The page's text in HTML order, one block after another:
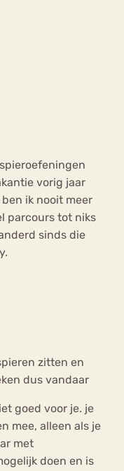
vorig jaar
ik nooit meer
parcours tot niks
sinds die
zitten en
dus vandaar
goed voor je. je
mee, alleen als je
met
doen en is